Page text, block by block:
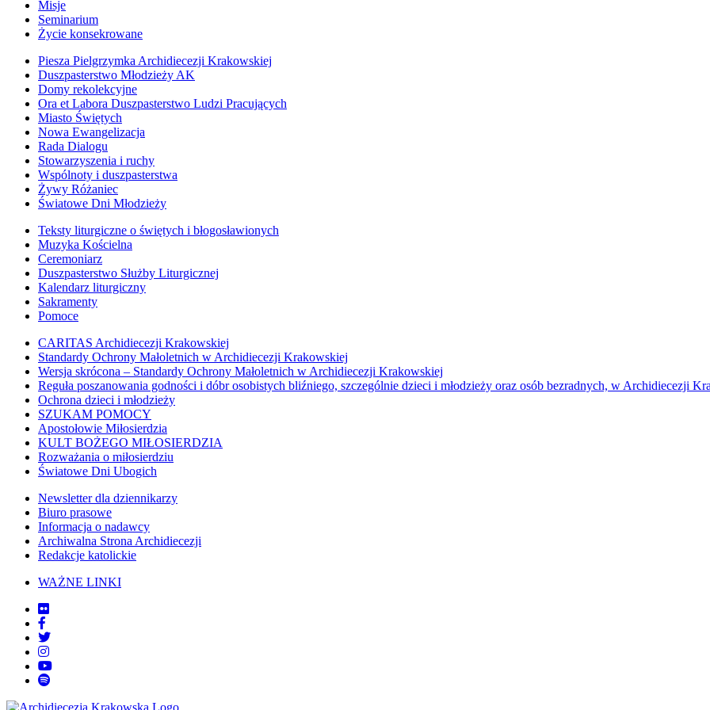
Misje
Seminarium
Życie konsekrowane
Piesza Pielgrzymka Archidiecezji Krakowskiej
Duszpasterstwo Młodzieży AK
Domy rekolekcyjne
Ora et Labora Duszpasterstwo Ludzi Pracujących
Miasto Świętych
Nowa Ewangelizacja
Rada Dialogu
Stowarzyszenia i ruchy
Wspólnoty i duszpasterstwa
Żywy Różaniec
Światowe Dni Młodzieży
Teksty liturgiczne o świętych i błogosławionych
Muzyka Kościelna
Ceremoniarz
Duszpasterstwo Służby Liturgicznej
Kalendarz liturgiczny
Sakramenty
Pomoce
CARITAS Archidiecezji Krakowskiej
Standardy Ochrony Małoletnich w Archidiecezji Krakowskiej
Wersja skrócona – Standardy Ochrony Małoletnich w Archidiecezji Krakowskiej
Reguła poszanowania godności i dóbr osobistych bliźniego, szczególnie dzieci i młodzieży oraz osób bezradnych, w Archidiecezji
Ochrona dzieci i młodzieży
SZUKAM POMOCY
Apostołowie Miłosierdzia
KULT BOŻEGO MIŁOSIERDZIA
Rozważania o miłosierdziu
Światowe Dni Ubogich
Newsletter dla dziennikarzy
Biuro prasowe
Informacja o nadawcy
Archiwalna Strona Archidiecezji
Redakcje katolickie
WAŻNE LINKI